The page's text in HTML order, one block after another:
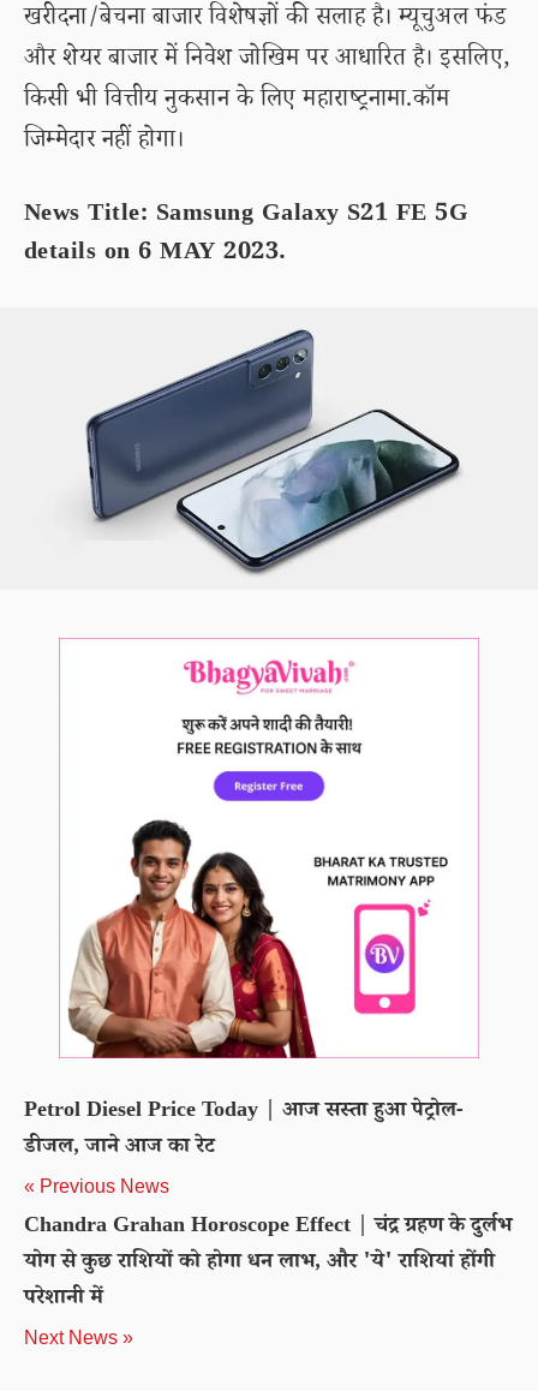
खरीदना/बेचना बाजार विशेषज्ञों की सलाह है। म्यूचुअल फंड
और शेयर बाजार में निवेश जोखिम पर आधारित है। इसलिए,
किसी भी वित्तीय नुकसान के लिए महाराष्ट्रनामा.कॉम
जिम्मेदार नहीं होगा।
News Title: Samsung Galaxy S21 FE 5G
details on 6 MAY 2023.
Petrol Diesel Price Today | आज सस्ता हुआ पेट्रोल-
डीजल, जाने आज का रेट
« Previous News
Chandra Grahan Horoscope Effect | चंद्र ग्रहण के दुर्लभ
योग से कुछ राशियों को होगा धन लाभ, और 'ये' राशियां होंगी
परेशानी में
Next News »